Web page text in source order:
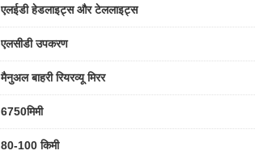
एलईडी हेडलाइट्स और टेललाइट्स
एलसीडी उपकरण
मैनुअल बाहरी रियरव्यू मिरर
6750मिमी
80-100 किमी